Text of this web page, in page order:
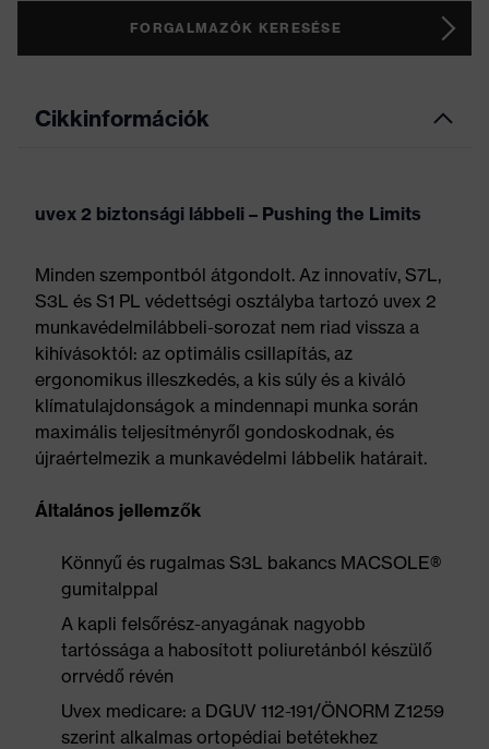
FORGALMAZÓK KERESÉSE
Cikkinformációk
uvex 2 biztonsági lábbeli – Pushing the Limits
Minden szempontból átgondolt. Az innovatív, S7L,
S3L és S1 PL védettségi osztályba tartozó uvex 2
munkavédelmilábbeli-sorozat nem riad vissza a
kihívásoktól: az optimális csillapítás, az
ergonomikus illeszkedés, a kis súly és a kiváló
klímatulajdonságok a mindennapi munka során
maximális teljesítményről gondoskodnak, és
újraértelmezik a munkavédelmi lábbelik határait.
Általános jellemzők
Könnyű és rugalmas S3L bakancs MACSOLE®
gumitalppal
A kapli felsőrész-anyagának nagyobb
tartóssága a habosított poliuretánból készülő
orrvédő révén
Uvex medicare: a DGUV 112-191/ÖNORM Z1259
szerint alkalmas ortopédiai betétekhez